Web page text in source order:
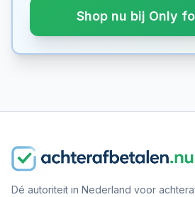
Shop nu bij Only
Dé autoriteit in Nederland voor